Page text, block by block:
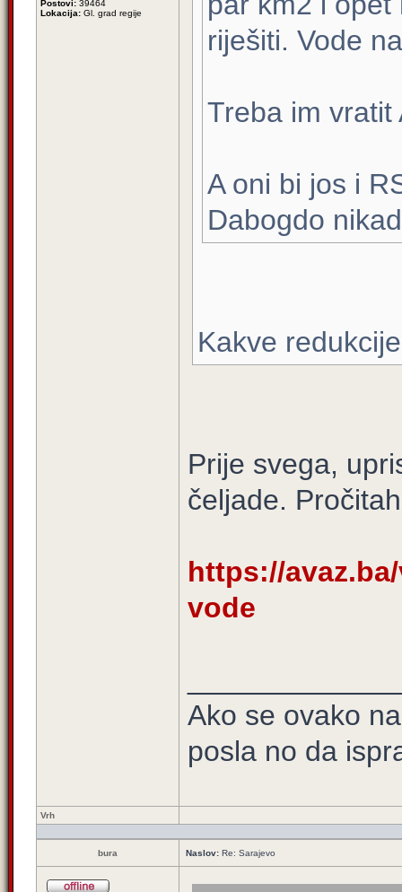
Postovi: 39464
Lokacija: Gl. grad regije
riješiti. Vode
Treba im vratit
A oni bi jos i
Dabogdo
Kakve
Prije svega,
čeljade.
https://
vode
Ako se ovako
posla no da
Vrh
bura Naslov: Re: Sarajevo